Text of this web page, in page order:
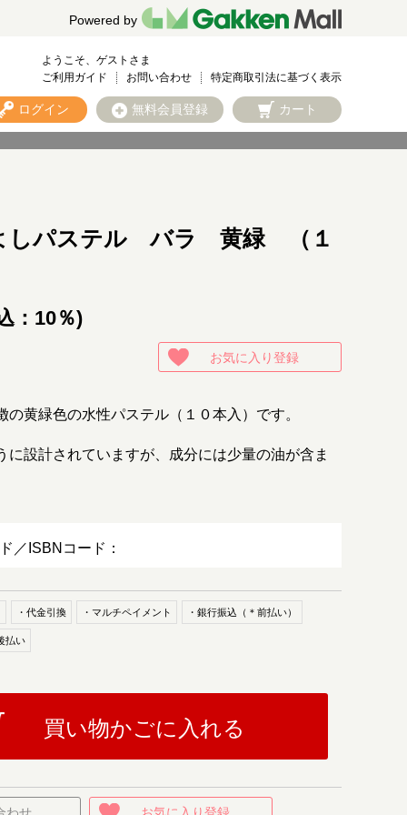
Powered by
ようこそ、ゲストさま
ご利用ガイド
お問い合わせ 特定商取引法に基づく表示
ログイン 無料会員登録 カート
しパステル バラ 黄緑 （１
：10％)
お気に入り登録
黄緑色の水性パステル（１０本入）です。
設計されていますが、成分には少量の油が含ま
／ISBNコード：
・代金引換 ・マルチペイメント ・銀行振込（＊前払い）
払い
買い物かごに入れる